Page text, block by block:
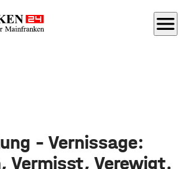
menu
- Vernissage:
Vermisst, Verewigt.